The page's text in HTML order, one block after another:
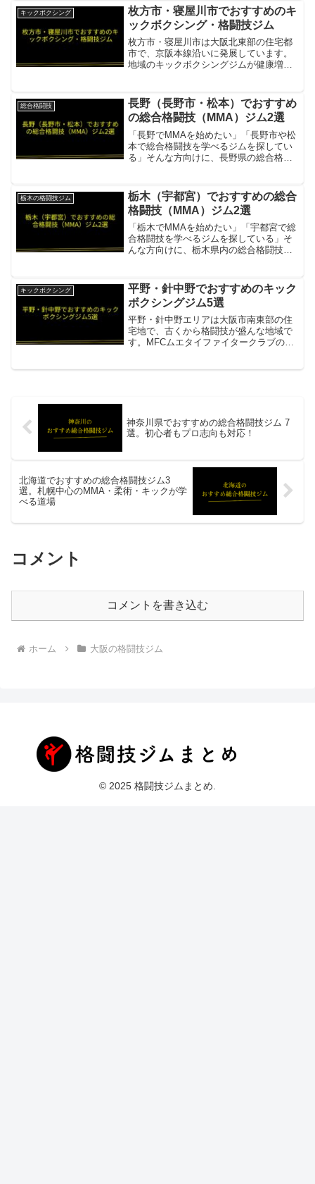
術 浜松世界王者・日本王者・アジア王者
在籍の本格派ジム項...
キックボクシング
枚方市・寝屋川市でおすすめのキ
ックボクシング・格闘技ジム
枚方市・寝屋川市は大阪北東部の住宅都
市で、京阪本線沿いに発展しています。
地域のキックボクシングジムが健康増進
者から競技志向まで対応項目内容所在地
／最寄...
総合格闘技
長野（長野市・松本）でおすすめ
の総合格闘技（MMA）ジム2選
「長野でMMAを始めたい」「長野市や松
本で総合格闘技を学べるジムを探してい
る」そんな方向けに、長野県の総合格闘
ボクシング・総合格闘技・フィットネス
を提供する長...
栃木の格闘技ジム
栃木（宇都宮）でおすすめの総合
格闘技（MMA）ジム2選
「栃木でMMAを始めたい」「宇都宮で総
合格闘技を学べるジムを探している」そ
んな方向けに、栃木県内の総合格闘技ジ
ブラジリアン柔術を網羅する宇都宮の総
合格闘技ジム項目内容所在地／...
キックボクシング
平野・針中野でおすすめのキック
ボクシングジム5選
平野・針中野エリアは大阪市南東部の住
宅地で、古くから格闘技が盛んな地域で
す。MFCムエタイファイタークラブの針
神奈川県でおすすめの総合格闘技ジム 7
選。初心者もプロ志向も対応！
北海道でおすすめの総合格闘技ジム3
選。札幌中心のMMA・柔術・キックが学
べる道場
コメント
コメントを書き込む
ホーム 大阪の格闘技ジム
© 2025 格闘技ジムまとめ.